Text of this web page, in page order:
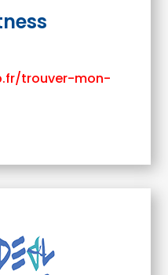
trouver-mon-